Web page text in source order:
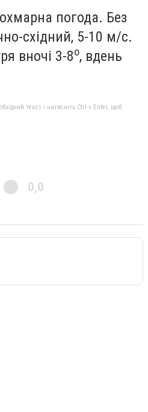
погода. Без
східний, 5-10 м/с.
вночі 3-8о, вдень
текст і натисніть Ctrl + Enter, щоб
0,0